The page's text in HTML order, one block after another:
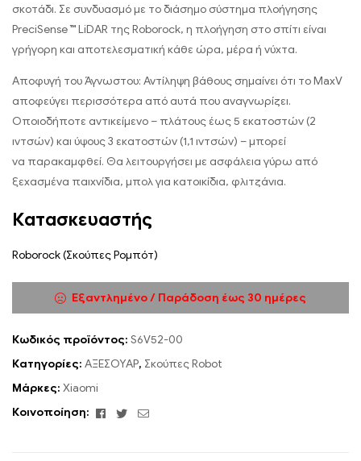
σκοτάδι. Σε συνδυασμό με το διάσημο σύστημα πλοήγησης
PreciSense ™ LiDAR της Roborock, η πλοήγηση στο σπίτι είναι
γρήγορη και αποτελεσματική κάθε ώρα, μέρα ή νύχτα.
Αποφυγή του Άγνωστου: Αντίληψη βάθους σημαίνει ότι το MaxV
αποφεύγει περισσότερα από αυτά που αναγνωρίζει.
Οποιοδήποτε αντικείμενο – πλάτους έως 5 εκατοστών (2
ιντσών) και ύψους 3 εκατοστών (1,1 ιντσών) – μπορεί
να παρακαμφθεί. Θα λειτουργήσει με ασφάλεια γύρω από
ξεχασμένα παιχνίδια, μπολ για κατοικίδια, φλιτζάνια.
Κατασκευαστής
Roborock (Σκούπες Ρομπότ)
Εξαντλημένο / Παράδοση έως 30 ημέρες
Κωδικός προϊόντος: S6V52-00
Κατηγορίες: ΑΞΕΣΟΥΑΡ, Σκούπες Robot
Μάρκες: Xiaomi
Κοινοποίηση:
Facebook
TwitterEmail